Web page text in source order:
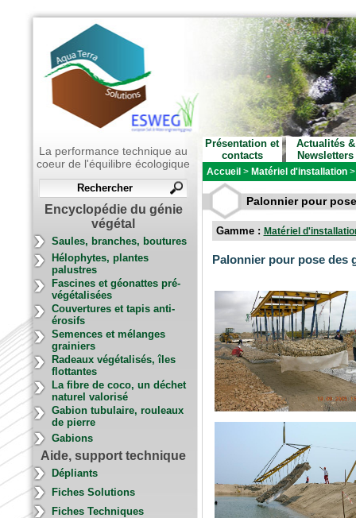
La performance technique au
coeur de l'équilibre écologique
Encyclopédie du génie
végétal
Saules, branches, boutures
Hélophytes, plantes
palustres
Fascines et géonattes pré-
végétalisées
Couvertures et tapis anti-
érosifs
Semences et mélanges
grainiers
Radeaux végétalisés, îles
flottantes
La fibre de coco, un déchet
naturel valorisé
Gabion tubulaire, rouleaux
de pierre
Gabions
Aide, support technique
Dépliants
Fiches Solutions
Fiches Techniques
Présentation et
contacts
Actualités &
Newsletters
Accueil > Matériel d'installation
Palonnier pour
Gamme : Matériel
Palonnier pour pose des